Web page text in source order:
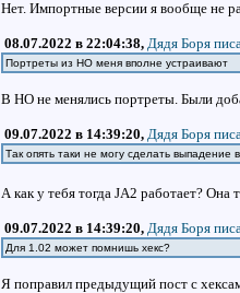
Нет. Импортные версии я вообще не
08.07.2022 в 22:04:38, Дядя Боря
Портреты из НО меня вполне устраивают
В НО не менялись портреты. Были
09.07.2022 в 14:39:20, Дядя Боря
Так опять таки не могу сделать
А как у тебя тогда JA2 работает? Она
09.07.2022 в 14:39:20, Дядя Боря
Для 1.02 может помнишь хекс?
Я поправил предыдущий пост с